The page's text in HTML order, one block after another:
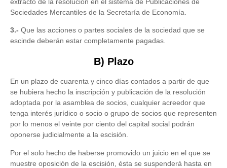
Sociedades Mercantiles de la Secretaría de Economía.
3.- Que las acciones o partes sociales de la sociedad que se
escinde deberán estar completamente pagadas.
B) Plazo
En un plazo de cuarenta y cinco días contados a partir de que
se hubiera hecho la inscripción y publicación de la resolución
adoptada por la asamblea de socios, cualquier acreedor que
tenga interés jurídico o socio o grupo de socios que representen
por lo menos el veinte por ciento del capital social podrán
oponerse judicialmente a la escisión.
Por el solo hecho de haberse promovido un juicio en el que se
muestre oposición de la escisión, ésta se suspenderá hasta en